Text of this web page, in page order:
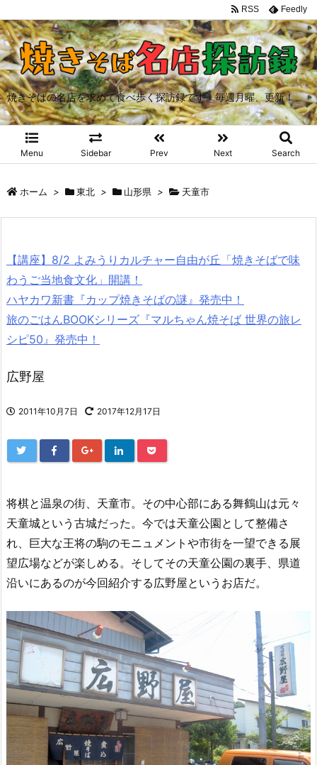
焼きそばの名店を求めて食べ歩く探訪録です。毎週月曜、更新！
Menu Sidebar Prev Next Search
RSS Feedly
ホーム > 東北 > 山形県 > 天童市
【講座】8/2 よみうりカルチャー自由が丘「焼きそばで味
わうご当地食文化」開講！
ハヤカワ新書『カップ焼きそばの謎』発売中！
旅のごはんBOOKシリーズ『マルちゃん焼そば 世界の旅レ
シピ50』発売中！
広野屋
2011年10月7日 2017年12月17日
将棋と温泉の街、天童市。その中心部にある舞鶴山は元々
天童城という古城だった。今では天童公園として整備さ
れ、巨大な王将の駒のモニュメントや市街を一望できる展
望広場などが楽しめる。そしてその天童公園の裏手、県道
沿いにあるのが今回紹介する広野屋というお店だ。